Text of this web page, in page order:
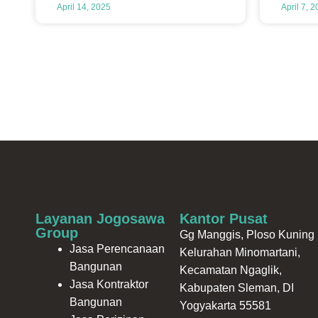
April 14, 2025 April 7,
Kantor Pusat
Gg Manggis, Ploso Kuning
Kelurahan Minomartani,
Kecamatan Ngaglik,
Kabupaten Sleman, DI
Yogyakarta 55581
Layanan Jogosawa
Group
Jasa Perencanaan
Bangunan
Jasa Kontraktor
Bangunan